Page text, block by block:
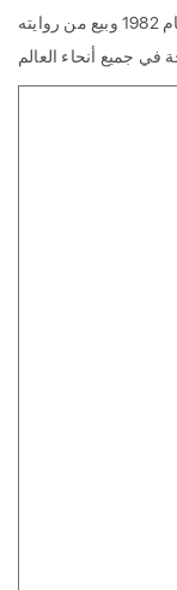
القصيرة الأخرى. كما فاز بجائزة نوبل في الأدب عام 1982 وبيع من روايته